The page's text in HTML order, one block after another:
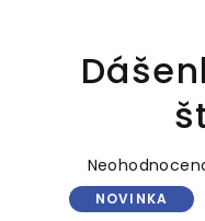
Průměrné
hodnocení
produktu
NOVINKA